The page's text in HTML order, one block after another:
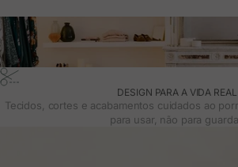
DESIGN PARA A VIDA REAL
Tecidos, cortes e acabamentos cuidados ao
para usar, não para